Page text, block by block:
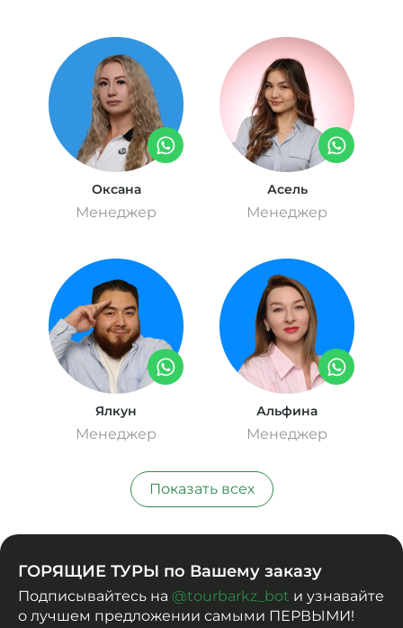
Оксана
Менеджер
Асель
Менеджер
Ялкун
Менеджер
Альфина
Менеджер
Показать всех
ГОРЯЩИЕ ТУРЫ по Вашему заказу
Подписывайтесь на @tourbarkz_bot и узнавайте
о лучшем предложении самыми ПЕРВЫМИ!